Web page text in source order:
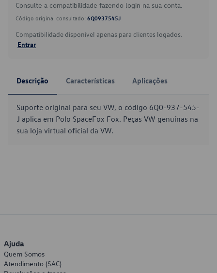
Consulte a compatibilidade fazendo login na sua conta.
Código original consultado: 6Q0937545J
Compatibilidade disponível apenas para clientes logados.
Entrar
Descrição Características Aplicações
Suporte original para seu VW, o código 6Q0-937-545-
J aplica em Polo SpaceFox Fox. Peças VW genuínas na
sua loja virtual oficial da VW.
Ajuda
Quem Somos
Atendimento (SAC)